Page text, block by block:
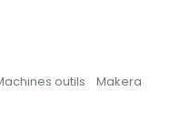
outils Makera